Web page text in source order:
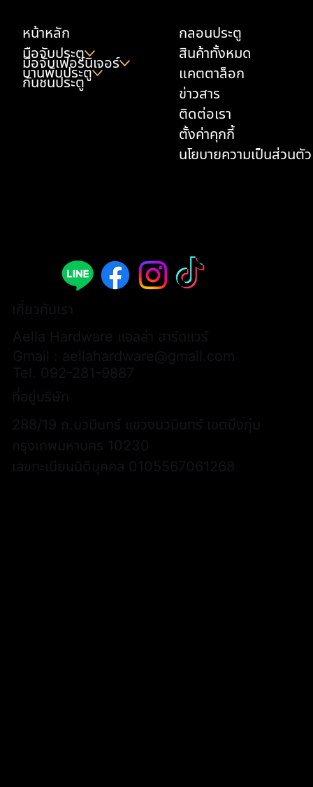
หน้าหลัก
มือจับประตู
มือจับเฟอร์นิเจอร์
บานพับประตู
กันชนประตู
กลอนประตู
สินค้าทั้งหมด
แคตตาล็อก
ข่าวสาร
ติดต่อเรา
ตั้งค่าคุกกี้
นโยบายความเป็นส่วนตัว
เกี่ยวกับเรา
Aella Hardware แอลล่า ฮาร์ดแวร์
Gmail : aellahardware@gmail.com
Tel. 092-281-9887
ที่อยู่บริษัท
288/19 ถ.นวมินทร์ แขวงนวมินทร์ เขตบึงกุ่ม
กรุงเทพมหานคร 10230
เลขทะเบียนนิติบุคคล 0105567061268